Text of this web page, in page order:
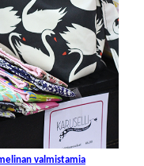
valmistamia